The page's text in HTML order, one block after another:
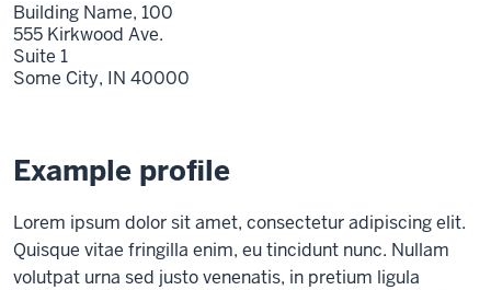
Building Name, 100
555 Kirkwood Ave.
Suite 1
Some City, IN 40000
Example profile
Lorem ipsum dolor sit amet, consectetur adipiscing elit.
Quisque vitae fringilla enim, eu tincidunt nunc. Nullam
volutpat urna sed justo venenatis, in pretium ligula